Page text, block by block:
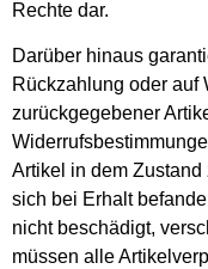
Rechte dar.
Darüber hinaus
Rückzahlung oder auf
zurückgegebener
Artikel in dem
sich bei Erhalt
nicht beschädigt,
müssen alle